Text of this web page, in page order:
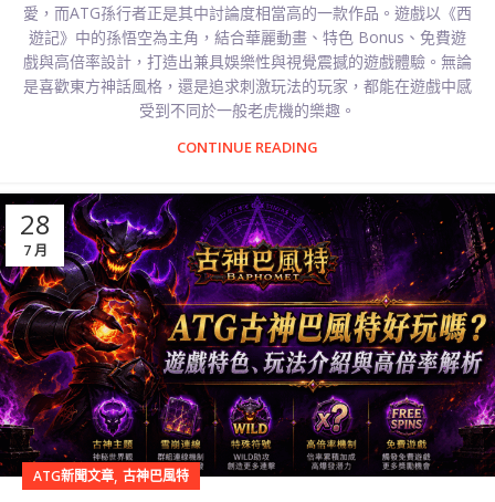
愛，而ATG孫行者正是其中討論度相當高的一款作品。遊戲以《西
遊記》中的孫悟空為主角，結合華麗動畫、特色 Bonus、免費遊
戲與高倍率設計，打造出兼具娛樂性與視覺震撼的遊戲體驗。無論
是喜歡東方神話風格，還是追求刺激玩法的玩家，都能在遊戲中感
受到不同於一般老虎機的樂趣。
CONTINUE READING
28
7 月
ATG新聞文章, 古神巴風特